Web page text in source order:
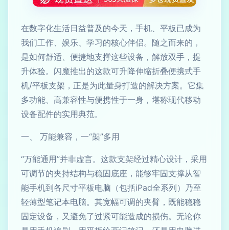
在数字化生活日益普及的今天，手机、平板已成为
我们工作、娱乐、学习的核心伴侣。随之而来的，
是如何舒适、便捷地支撑这些设备，解放双手，提
升体验。闪魔推出的这款可升降伸缩折叠便携式手
机/平板支架，正是为此量身打造的解决方案。它集
多功能、高兼容性与便携性于一身，堪称现代移动
设备配件的实用典范。
一、 万能兼容，一“架”多用
“万能通用”并非虚言。这款支架经过精心设计，采用
可调节的夹持结构与稳固底座，能够牢固支撑从智
能手机到各尺寸平板电脑（包括iPad全系列）乃至
轻薄型笔记本电脑。其宽幅可调的夹臂，既能稳稳
固定设备，又避免了过紧可能造成的损伤。无论你